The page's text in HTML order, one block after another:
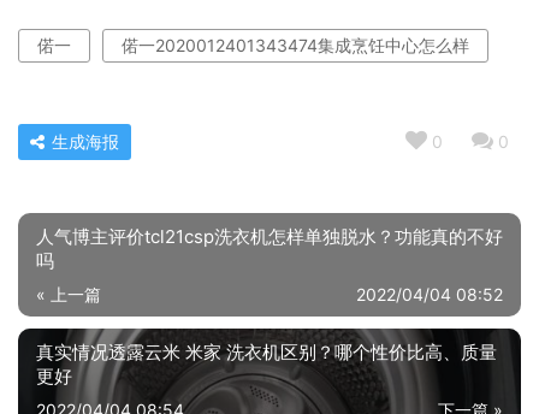
偌一 偌一2020012401343474集成烹饪中心怎么样
0 0
生成海报
人气博主评价tcl21csp洗衣机怎样单独脱水？功能真的不好
吗
« 上一篇 2022/04/04 08:52
真实情况透露云米 米家 洗衣机区别？哪个性价比高、质量
更好